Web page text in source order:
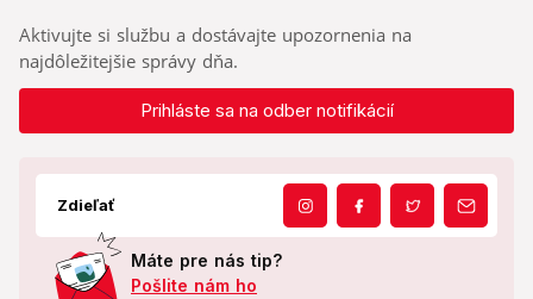
Aktivujte si službu a dostávajte upozornenia na
najdôležitejšie správy dňa.
Prihláste sa na odber notifikácií
Zdieľať
Máte pre nás tip?
Pošlite nám ho